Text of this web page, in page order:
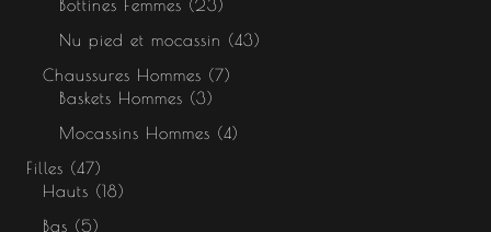
Bottines Femmes
23
Nu pied et mocassin
43
Chaussures Hommes
7
Baskets Hommes
3
Mocassins Hommes
4
Filles
47
Hauts
18
Bas
5